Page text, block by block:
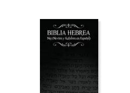
17%
dcto.